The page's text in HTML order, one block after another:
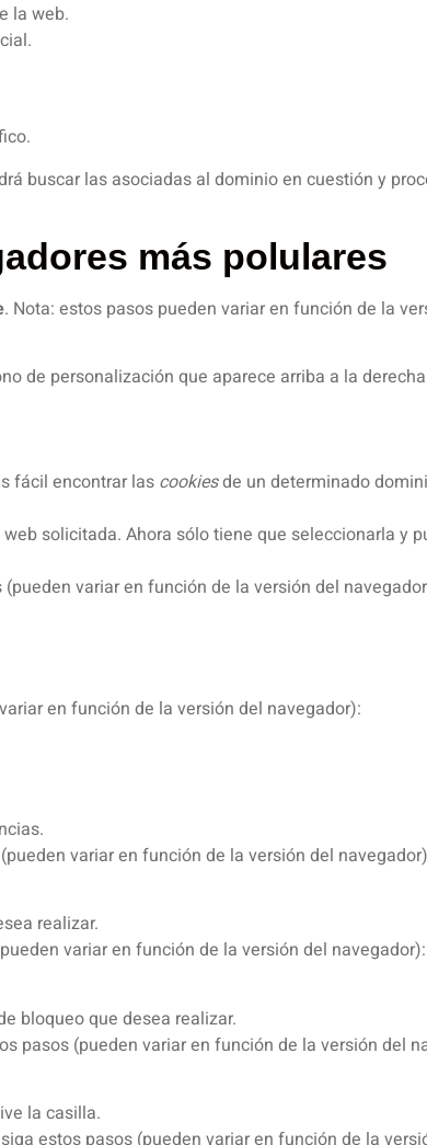
la web.
buscar las asociadas al dominio en cuestión y
más polulares
. Nota: estos pasos pueden variar en función de la
de personalización que aparece arriba a la
fácil encontrar las cookiesde un determinado
solicitada. Ahora sólo tiene que seleccionarla y
variar en función de la versión del
en función de la versión del navegador):
variar en función de la versión del
realizar.
variar en función de la versión del navegador):
bloqueo que desea realizar.
pasos (pueden variar en función de la versión del
la casilla.